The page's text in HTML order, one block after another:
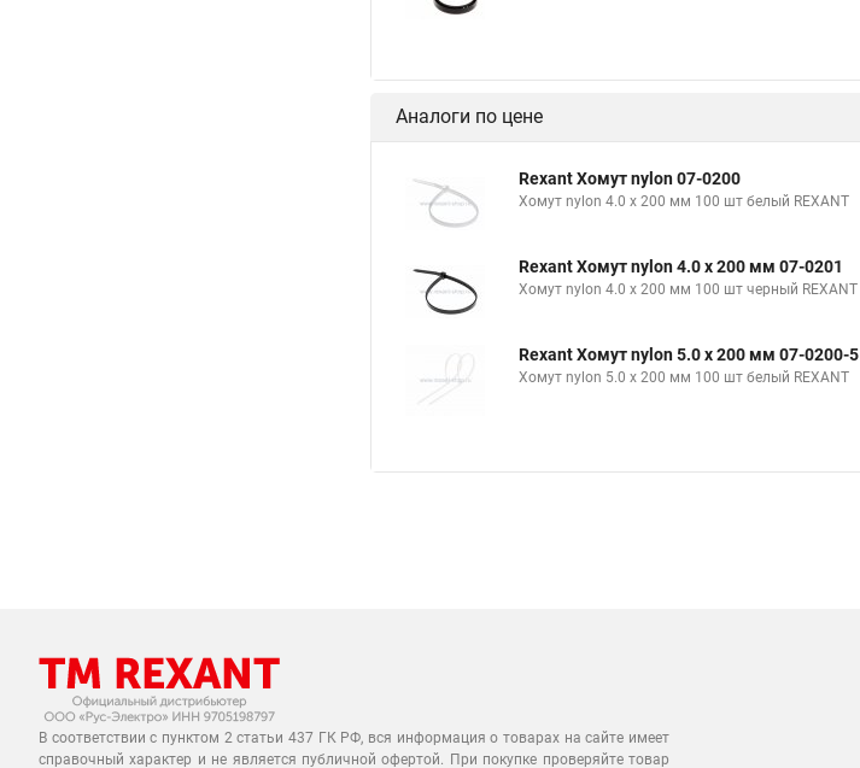
Аналоги по цене
Rexant Хомут nylon 07-0200
Хомут nylon 4.0 х 200 мм 100 шт белый REXANT
Rexant Хомут nylon 4.0 х 200 мм 07-0201
Хомут nylon 4.0 х 200 мм 100 шт черный REXANT
Rexant Хомут nylon 5.0 х 200 мм 07-0200-5
Хомут nylon 5.0 х 200 мм 100 шт белый REXANT
В соответствии с пунктом 2 статьи 437 ГК РФ, вся информация о товарах на сайте имеет
справочный характер и не является публичной офертой. При покупке проверяйте товар